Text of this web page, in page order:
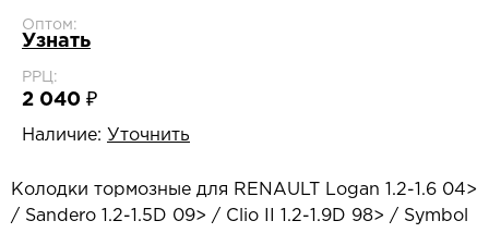
Оптом:
Узнать
РРЦ:
2 040 ₽
Наличие: Уточнить
Колодки тормозные для RENAULT Logan 1.2-1.6 04>
/ Sandero 1.2-1.5D 09> / Clio II 1.2-1.9D 98> / Symbol